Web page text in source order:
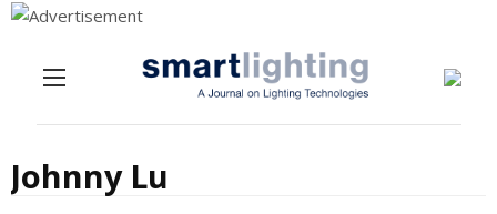
Johnny Lu